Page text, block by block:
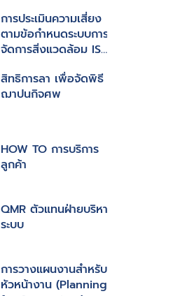
การประเมินความเสี่ยง
ตามข้อกำหนดระบบการ
จัดการสิ่งแวดล้อม ISO
สิทธิการลา เพื่อจัดพิธี
ฌาปนกิจศพ
HOW TO การบริการ
ลูกค้า
QMR ตัวแทนฝ่ายบริหาร
ระบบ
การวางแผนงานสำหรับ
หัวหน้างาน (Planning